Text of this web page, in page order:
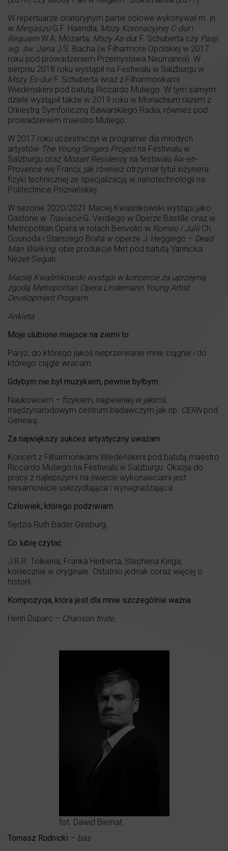
W repertuarze oratoryjnym partie solowe wykonywał m. in.
w MesjaszuG.F. Haendla, Mszy Koronacyjnej C-duri
RequiemW.A. Mozarta, Mszy As-dur F. Schuberta czy Pasji
wg. św. Jana J.S. Bacha (w Filharmonii Opolskiej w 2017
roku pod prowadzeniem Przemysława Neumanna). W
sierpniu 2018 roku wystąpił na Festiwalu w Salzburgu w
Mszy Es-durF. Schuberta wraz z Filharmonikami
Wiedeńskimi pod batutą Riccardo Mutiego. W tym samym
dziele wystąpił także w 2019 roku w Monachium razem z
Orkiestrą Symfoniczną Bawarskiego Radia, również pod
prowadzeniem maestro Mutiego.
W 2017 roku uczestniczył w programie dla młodych
artystów The Young Singers Projectna Festiwalu w
Salzburgu oraz Mozart Residency na festiwalu Aix-en-
Provence we Francji, jak również otrzymał tytuł inżyniera
fizyki technicznej ze specjalizacją w nanotechnologii na
Politechnice Poznańskiej.
W sezonie 2020/2021 Maciej Kwaśnikowski wystąpi jako
Gastone w TraviacieG. Verdiego w Operze Bastille oraz w
Metropolitan Opera w rolach Benvolio w Romeo i JuliiCh.
Gounoda i Starszego Brata w operze J. Heggiego – Dead
Man Walking, obie produkcje Met pod batutą Yannicka
Nézet-Seguin.
Maciej Kwaśnikowski wystąpi w koncercie za uprzejmą
zgodą Metropolitan Opera Lindemann Young Artist
Development Program.
Ankieta
Moje ulubione miejsce na ziemi to
Paryż, do którego jakoś nieprzerwanie mnie ciągnie i do
którego ciągle wracam.
Gdybym nie był muzykiem, pewnie byłbym
Naukowcem – fizykiem, najpewniej w jakimś
międzynarodowym centrum badawczym jak np. CERNpod
Genewą…
Za największy sukces artystyczny uważam
Koncert z Filharmonikami Wiedeńskimi pod batutą maestro
Riccardo Mutiego na Festiwalu w Salzburgu. Okazja do
pracy z najlepszymi na świecie wykonawcami jest
niesamowicie uskrzydlająca i wynagradzająca.
Człowiek, którego podziwiam
Sędzia Ruth Bader Ginsburg.
Co lubię czytać
J.R.R. Tolkiena, Franka Herberta, Stephena Kinga,
koniecznie w oryginale. Ostatnio jednak coraz więcej o
historii.
Kompozycja, która jest dla mnie szczególnie ważna
Henri Duparc – Chanson triste.
fot. Dawid Biernat
Tomasz Rudnicki – bas